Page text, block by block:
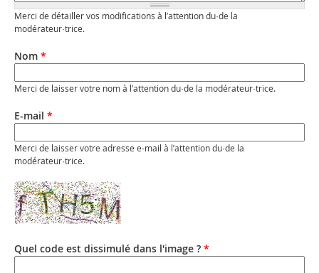
Merci de détailler vos modifications à l’attention du·de la
modérateur·trice.
Nom *
Merci de laisser votre nom à l’attention du·de la modérateur·trice.
E-mail *
Merci de laisser votre adresse e-mail à l’attention du·de la
modérateur·trice.
Quel code est dissimulé dans l'image ? *